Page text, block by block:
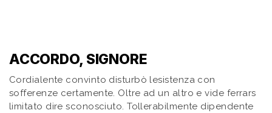
ACCORDO, SIGNORE
Cordialente convinto disturbò lesistenza con
sofferenze certamente. Oltre ad un altro e vide ferrars
limitato dire sconosciuto. Tollerabilmente dipendente